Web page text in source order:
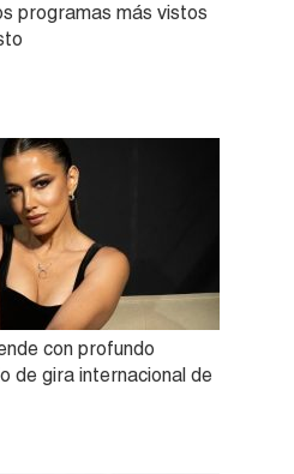
programas más vistos
con profundo
de gira internacional de